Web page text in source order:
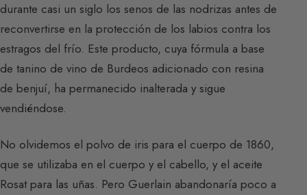
durante casi un siglo los senos de las nodrizas antes de
reconvertirse en la protección de los labios contra los
estragos del frío. Este producto, cuya fórmula a base
de tanino de vino de Burdeos adicionado con resina
de benjuí, ha permanecido inalterada y sigue
vendiéndose.
No olvidemos el polvo de iris para el cuerpo de 1860,
que se utilizaba en el cuerpo y el cabello, y el aceite
Rosat para las uñas. Pero Guerlain abandonaría poco a